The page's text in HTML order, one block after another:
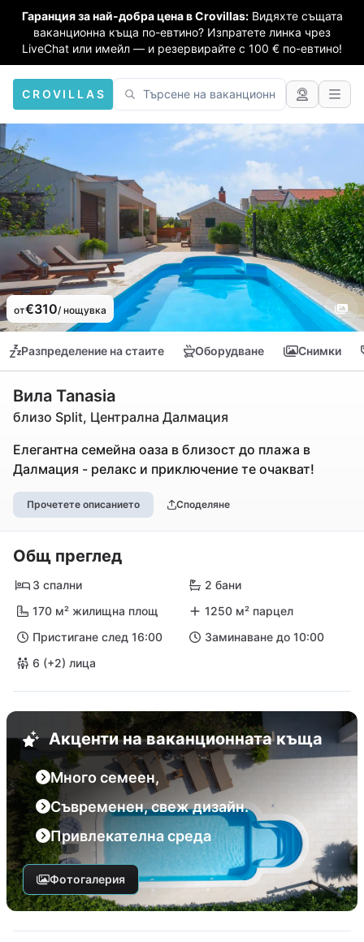
Гаранция за най-добра цена в Crovillas: Видяхте същата
ваканционна къща по-евтино? Изпратете линка чрез
LiveChat или имейл — и резервирайте с 100 € по-евтино!
CROVILLAS
от€310/ нощувка
Разпределение на стаите Оборудване Снимки
Вила Tanasia
близо Split, Централна Далмация
Елегантна семейна оаза в близост до плажа в
Далмация - релакс и приключение те очакват!
Прочетете описанието Споделяне
Общ преглед
3 спални
2 бани
170 м² жилищна площ
1250 м² парцел
Пристигане след 16:00
Заминаване до 10:00
6 (+2) лица
Акценти на ваканционната къща
Много семеен,
Съвременен, свеж дизайн.
Привлекателна среда
Фотогалерия